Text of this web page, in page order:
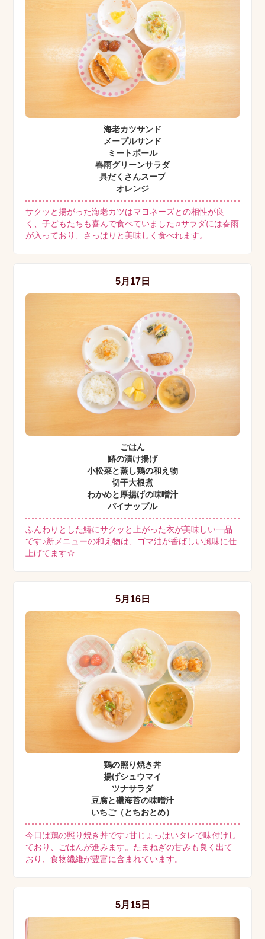
海老カツサンド
メープルサンド
ミートボール
春雨グリーンサラダ
具だくさんスープ
オレンジ
サクッと揚がった海老カツはマヨネーズとの相性が良
く、子どもたちも喜んで食べていました♫サラダには春雨
が入っており、さっぱりと美味しく食べれます。
5月17日
ごはん
鰆の漬け揚げ
小松菜と蒸し鶏の和え物
切干大根煮
わかめと厚揚げの味噌汁
パイナップル
ふんわりとした鰆にサクッと上がった衣が美味しい一品
です♪新メニューの和え物は、ゴマ油が香ばしい風味に仕
上げてます☆
5月16日
鶏の照り焼き丼
揚げシュウマイ
ツナサラダ
豆腐と磯海苔の味噌汁
いちご（とちおとめ）
今日は鶏の照り焼き丼です♪甘じょっぱいタレで味付けし
ており、ごはんが進みます。たまねぎの甘みも良く出て
おり、食物繊維が豊富に含まれています。
5月15日